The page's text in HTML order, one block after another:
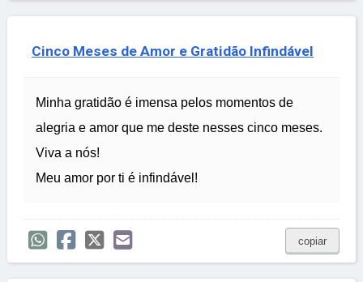
Cinco Meses de Amor e Gratidão Infindável
Minha gratidão é imensa pelos momentos de
alegria e amor que me deste nesses cinco meses.
Viva a nós!
Meu amor por ti é infindável!
copiar